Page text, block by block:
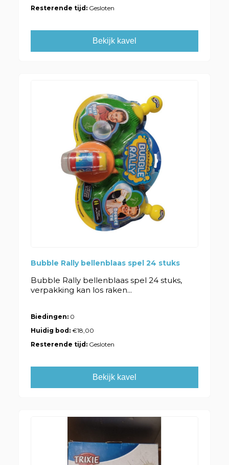
Resterende tijd: Gesloten
Bekijk kavel
Bubble Rally bellenblaas spel 24 stuks
Bubble Rally bellenblaas spel 24 stuks,
verpakking kan los raken...
Biedingen: 0
Huidig bod:€18,00
Resterende tijd: Gesloten
Bekijk kavel